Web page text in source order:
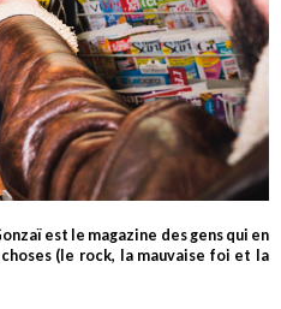
est le magazine des gens qui en
(le rock, la mauvaise foi et la